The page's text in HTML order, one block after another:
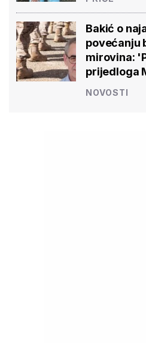
Bakić o
povećanju
mirovina:
prijedloga
NOVOSTI